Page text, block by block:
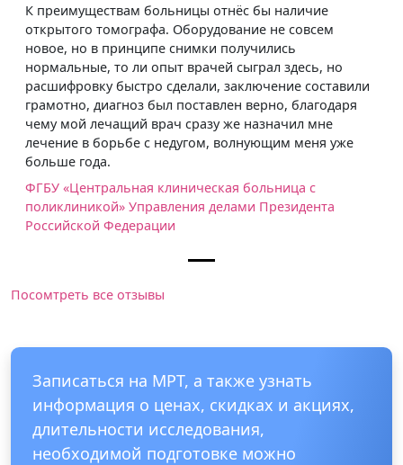
К преимуществам больницы отнёс бы наличие
открытого томографа. Оборудование не совсем
новое, но в принципе снимки получились
нормальные, то ли опыт врачей сыграл здесь, но
расшифровку быстро сделали, заключение составили
грамотно, диагноз был поставлен верно, благодаря
чему мой лечащий врач сразу же назначил мне
лечение в борьбе с недугом, волнующим меня уже
больше года.
ФГБУ «Центральная клиническая больница с
поликлиникой» Управления делами Президента
Российской Федерации
Посомтреть все отзывы
Записаться на МРТ, а также узнать
информация о ценах, скидках и акциях,
длительности исследования,
необходимой подготовке можно